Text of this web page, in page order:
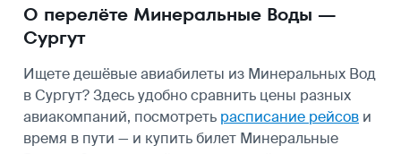
О перелёте Минеральные Воды —
Сургут
Ищете дешёвые авиабилеты из Минеральных Вод
в Сургут? Здесь удобно сравнить цены разных
авиакомпаний, посмотреть расписание рейсов и
время в пути — и купить билет Минеральные